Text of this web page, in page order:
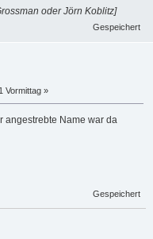
oder Jörn Koblitz]
Gespeichert
Vormittag »
angestrebte Name war da
Gespeichert